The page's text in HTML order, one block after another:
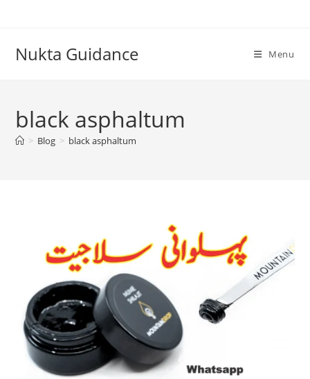
Nukta Guidance Menu
black asphaltum
> Blog > black asphaltum